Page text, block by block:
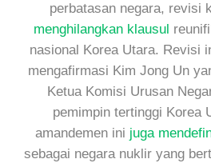
perbatasan negara, revisi
menghilangkan klausul
nasional Korea Utara. Revisi
mengafirmasi Kim Jong Un
Ketua Komisi Urusan
pemimpin tertinggi Korea
amandemen ini juga
sebagai negara nuklir yang